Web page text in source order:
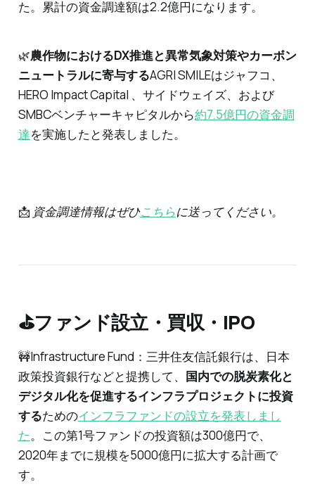
た。累計の資金調達額は2.2億円になります。
🌿農作物におけるDX推進と異常気象対策やカーボン
ニュートラルに寄与するAGRI SMILEはジャフコ、
HERO Impact Capital 、サイドウェイズ、および
SMBCベンチャーキャピタルから約7.5億円の資金調
達を実施したと発表しました。
📩 資金調達情報はぜひこちらに送ってください。
‌⛳️ファンド設立・買収・IPO
🚧Infrastructure Fund：三井住友信託銀行は、日本
政策投資銀行などと提携して、 国内での脱炭素化と
デジタル化を促進するインフラプロジェクトに投資
するためのインフラファンドの設立を発表しまし
た。この第1号ファンドの投資額は300億円で、
2020年までに規模を5000億円に拡大する計画で
す。